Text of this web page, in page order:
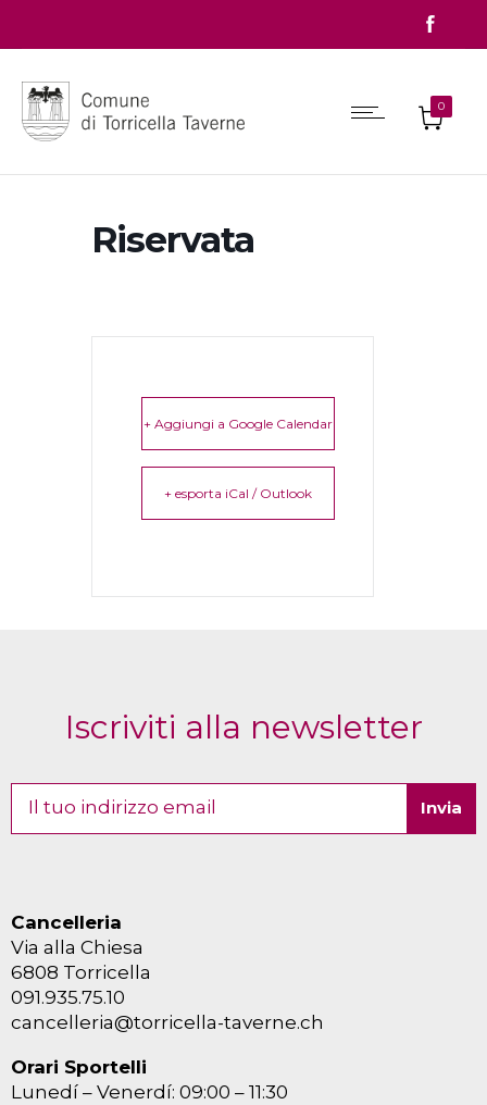
0
Riservata
+ Aggiungi a Google Calendar
+ esporta iCal / Outlook
Iscriviti alla newsletter
Cancelleria
Via alla Chiesa
6808 Torricella
091.935.75.10
cancelleria@torricella-taverne.ch
Orari Sportelli
Lunedí – Venerdí: 09:00 – 11:30